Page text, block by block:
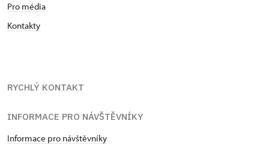
Pro média
Kontakty
RYCHLÝ KONTAKT
INFORMACE PRO NÁVŠTĚVNÍKY
Informace pro návštěvníky